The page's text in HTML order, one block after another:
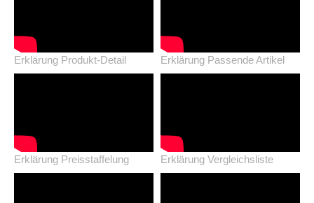
Erklärung Produkt-Detail Erklärung Passende Artikel
Erklärung Preisstaffelung Erklärung Vergleichsliste